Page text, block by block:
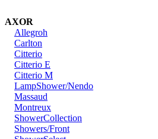
AXOR
Allegroh
Carlton
Citterio
Citterio E
Citterio M
LampShower/Nendo
Massaud
Montreux
ShowerCollection
Showers/Front